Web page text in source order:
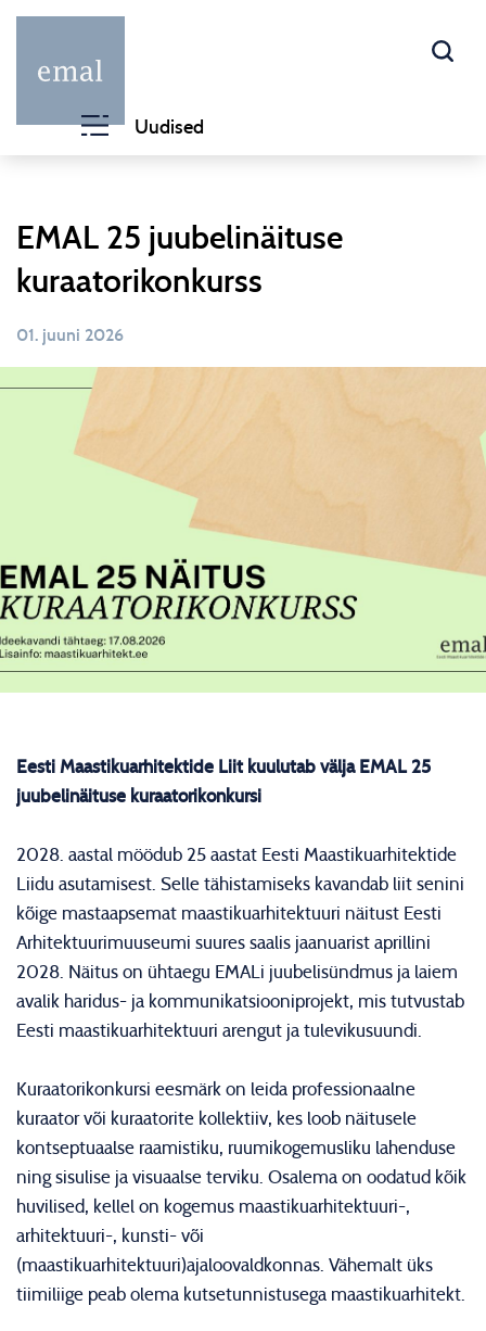
Uudised
EMAL 25 juubelinäituse
kuraatorikonkurss
01. juuni 2026
Eesti Maastikuarhitektide Liit kuulutab välja EMAL 25
juubelinäituse kuraatorikonkursi
2028. aastal möödub 25 aastat Eesti Maastikuarhitektide
Liidu asutamisest. Selle tähistamiseks kavandab liit senini
kõige mastaapsemat maastikuarhitektuuri näitust Eesti
Arhitektuurimuuseumi suures saalis jaanuarist aprillini
2028. Näitus on ühtaegu EMALi juubelisündmus ja laiem
avalik haridus- ja kommunikatsiooniprojekt, mis tutvustab
Eesti maastikuarhitektuuri arengut ja tulevikusuundi.
Kuraatorikonkursi eesmärk on leida professionaalne
kuraator või kuraatorite kollektiiv, kes loob näitusele
kontseptuaalse raamistiku, ruumikogemusliku lahenduse
ning sisulise ja visuaalse terviku. Osalema on oodatud kõik
huvilised, kellel on kogemus maastikuarhitektuuri-,
arhitektuuri-, kunsti- või
(maastikuarhitektuuri)ajaloovaldkonnas. Vähemalt üks
tiimiliige peab olema kutsetunnistusega maastikuarhitekt.